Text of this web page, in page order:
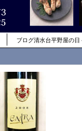
ブログ清水台平野屋の日